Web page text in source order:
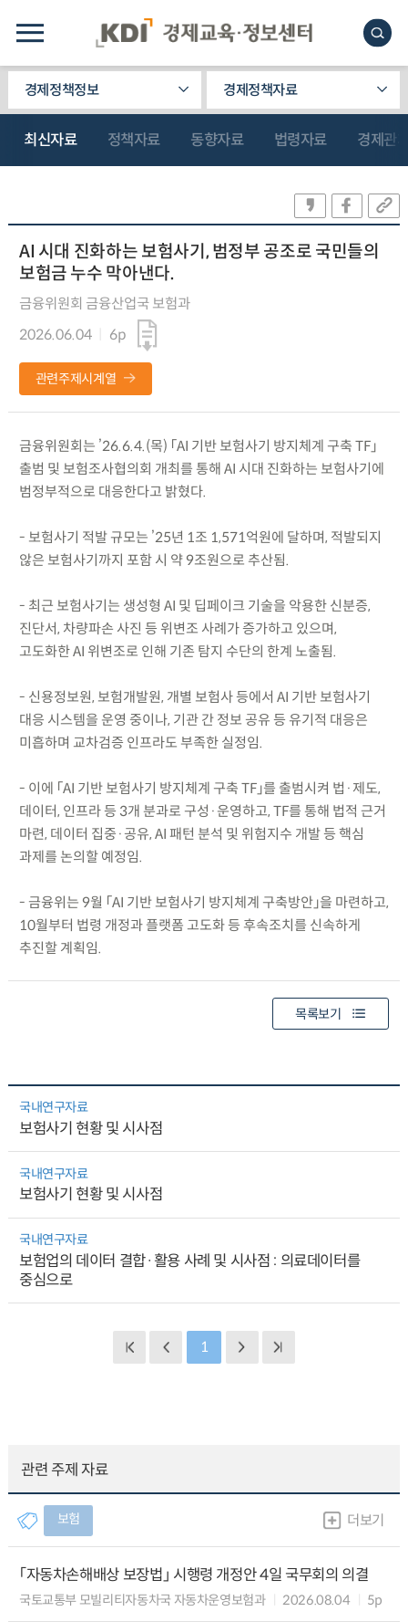
경제정책정보 경제정책자료
최신자료 정책자료 동향자료 법령자료 경제관
AI 시대 진화하는 보험사기, 범정부 공조로 국민들의
보험금 누수 막아낸다.
금융위원회 금융산업국 보험과
2026.06.04
6p
관련주제시계열
금융위원회는 ’26.6.4.(목) 「AI 기반 보험사기 방지체계 구축 TF」
출범 및 보험조사협의회 개최를 통해 AI 시대 진화하는 보험사기에
범정부적으로 대응한다고 밝혔다.
- 보험사기 적발 규모는 ’25년 1조 1,571억원에 달하며, 적발되지
않은 보험사기까지 포함 시 약 9조원으로 추산됨.
- 최근 보험사기는 생성형 AI 및 딥페이크 기술을 악용한 신분증,
진단서, 차량파손 사진 등 위변조 사례가 증가하고 있으며,
고도화한 AI 위변조로 인해 기존 탐지 수단의 한계 노출됨.
- 신용정보원, 보험개발원, 개별 보험사 등에서 AI 기반 보험사기
대응 시스템을 운영 중이나, 기관 간 정보 공유 등 유기적 대응은
미흡하며 교차검증 인프라도 부족한 실정임.
- 이에 「AI 기반 보험사기 방지체계 구축 TF」를 출범시켜 법·제도,
데이터, 인프라 등 3개 분과로 구성·운영하고, TF를 통해 법적 근거
마련, 데이터 집중·공유, AI 패턴 분석 및 위험지수 개발 등 핵심
과제를 논의할 예정임.
- 금융위는 9월 「AI 기반 보험사기 방지체계 구축방안」을 마련하고,
10월부터 법령 개정과 플랫폼 고도화 등 후속조치를 신속하게
추진할 계획임.
목록보기
국내연구자료
보험사기 현황 및 시사점
국내연구자료
보험사기 현황 및 시사점
국내연구자료
보험업의 데이터 결합·활용 사례 및 시사점 : 의료데이터를
중심으로
1
관련 주제 자료
보험 더보기
「자동차손해배상 보장법」 시행령 개정안 4일 국무회의 의결
국토교통부 모빌리티자동차국 자동차운영보험과 2026.08.04 5p